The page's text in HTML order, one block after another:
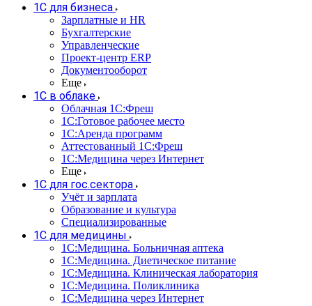
1С для бизнеса
Зарплатные и HR
Бухгалтерские
Управленческие
Проект-центр ERP
Документооборот
Еще
1C в облаке
Облачная 1С:Фреш
1С:Готовое рабочее место
1C:Аренда программ
Аттестованный 1С:Фреш
1С:Медицина через Интернет
Еще
1С для гос.сектора
Учёт и зарплата
Образование и культура
Специализированные
1С для медицины
1С:Медицина. Больничная аптека
1С:Медицина. Диетическое питание
1С:Медицина. Клиническая лаборатория
1С:Медицина. Поликлиника
1С:Медицина через Интернет